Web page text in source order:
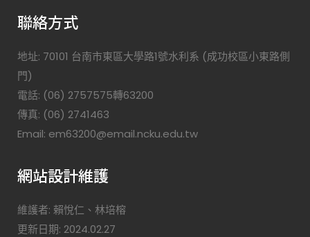
聯絡方式
地址: 70101 台南市東區大學路1號水利系 (成功校區小東路側
門)
電話: (06) 2757575轉63200
傳真: (06) 2741463
Email: em63200@email.ncku.edu.tw
網站設計維護
維護者: 賴悅仁、林培榕
更新日期: 2024.02.27